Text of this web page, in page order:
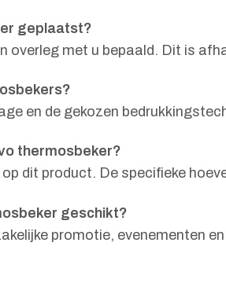
geplaatst?
met u bepaald. Dit is
en de gekozen
thermosbeker?
dit product. De specifieke
geschikt?
promotie, evenementen